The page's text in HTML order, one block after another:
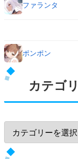
ファランタ
ポンポン
カテゴ